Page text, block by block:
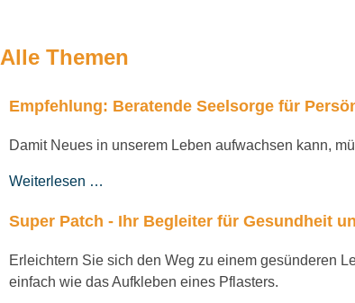
Alle Themen
Empfehlung: Beratende Seelsorge für
Damit Neues in unserem Leben aufwachsen kann,
Weiterlesen …
Super Patch - Ihr Begleiter für Gesundheit
Erleichtern Sie sich den Weg zu einem gesünderen
einfach wie das Aufkleben eines Pflasters.